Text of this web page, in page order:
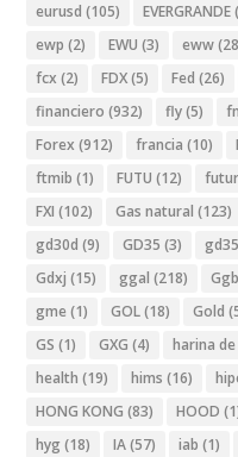
eurusd (105) EVERGRANDE
ewp (2) EWU (3) eww
fcx (2) FDX(5) Fed (26)
financiero (932) fly(5)
Forex (912) francia (10)
ftmib (1) FUTU (12)
FXI (102) Gas natural (123)
gd30d (9) GD35 (3)
Gdxj (15) ggal (218) Ggb
gme (1) GOL(18) Gold
GS (1) GXG (4) harina
health (19) hims (16)
HONG KONG (83) HOOD
hyg (18) IA(57) iab (1)